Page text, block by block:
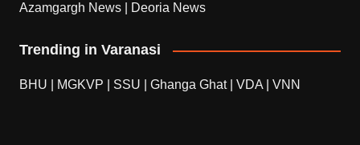
Azamgargh News
Deoria News
Trending in Varanasi
BHU MGKVP SSU Ghanga Ghat| VDA VNN